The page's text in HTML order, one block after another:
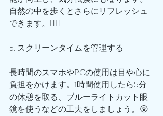
自然の中を歩くとさらにリフレッシュ
できます。🏃‍♀️
5. スクリーンタイムを管理する
長時間のスマホやPCの使用は目や心に
負担をかけます。1時間使用したら5分
の休憩を取る、ブルーライトカット眼
鏡を使うなどの工夫をしましょう。😲